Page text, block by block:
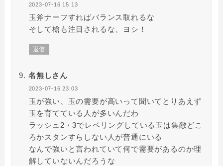
2023-07-16 15:13
玉斧ナーフすればバランス取れるな
そして槍も注目されるな、ヨシ！
返信
名無しさん
2023-07-16 23:03
玉が強い、玉の需要が高いって聞いてとりあえず
玉を育てている人が多いんだわ
ラッシュ2・3でレベリングしている玉は集敵どこ
ろかスタンすらしない人が普通にいる
なんで強いと言われていて何で需要があるのか理
解していないんだろうな